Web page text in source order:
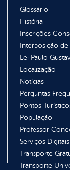
Glossário
História
Inscrições
Interposição
Lei Paulo
Localização
Notícias
Perguntas
Pontos
População
Professor
Serviços Digitais
Transporte
Transporte